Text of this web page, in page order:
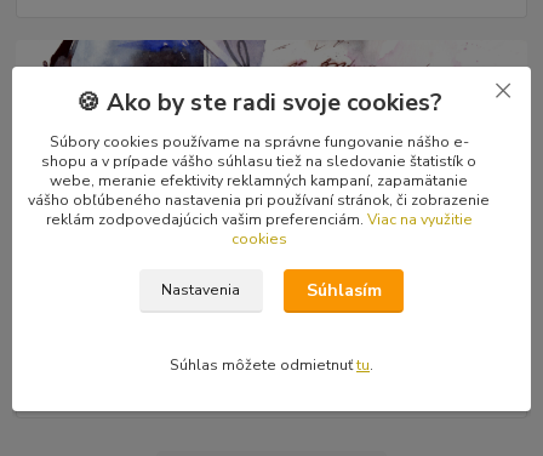
Ako nájsť vydavateľa, či vydať vlastnú knihu? Rady a tipy
vydavateľa (ale aj to má svoju technológiu), alebo si prvotinu
🍪 Ako by ste radi svoje cookies?
Súbory cookies používame na správne fungovanie nášho e-
shopu a v prípade vášho súhlasu tiež na sledovanie štatistík o
webe, meranie efektivity reklamných kampaní, zapamätanie
vášho obľúbeného nastavenia pri používaní stránok, či zobrazenie
reklám zodpovedajúcich vašim preferenciám. Viac na využitie
cookies
Nastavenia Súhlasím
Súhlas môžete odmietnuťtu.